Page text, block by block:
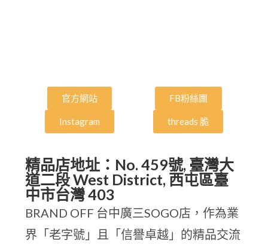
官方網站 FB粉絲團
Instagram threads 脆
精品店地址：No. 459號, 臺灣大
道二段 West District, 西屯區臺
中市台灣 403
BRAND OFF 台中廣三SOGO店，作為業
界「老字號」且「信譽卓越」的精品交流